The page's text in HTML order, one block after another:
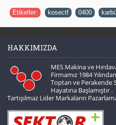
Etiketler: kosectf 0400
HAKKIMIZDA
MES Makina ve
Firmamız 1984
Toptan ve Perakende
Hayatına
Tartışılmaz Lider Markaların